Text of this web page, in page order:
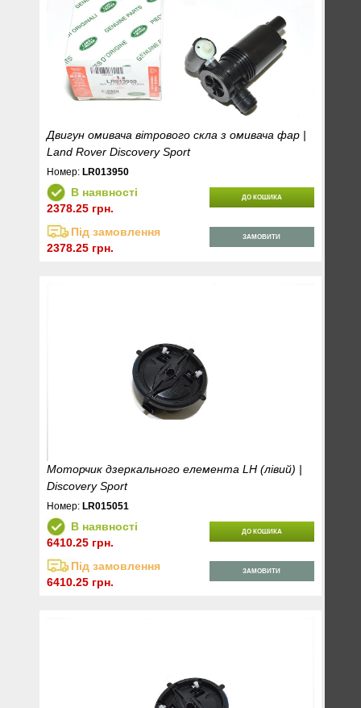
Двигун омивача вітрового скла з омивача фар |
Land Rover Discovery Sport
Номер:LR013950
В наявності
2378.25 грн.
ДО КОШИКА
Під замовлення
2378.25 грн.
ЗАМОВИТИ
Моторчик дзеркального елемента LH (лівий) |
Discovery Sport
Номер:LR015051
В наявності
6410.25 грн.
ДО КОШИКА
Під замовлення
6410.25 грн.
ЗАМОВИТИ